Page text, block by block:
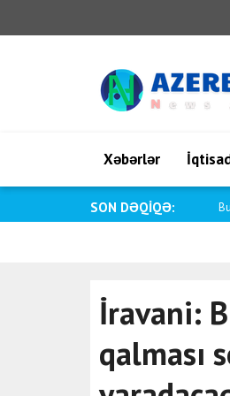
Xəbərlər
SON DƏQİQƏ:
İravani:
qalması